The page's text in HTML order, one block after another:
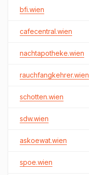
bfi.wien
cafecentral.wien
nachtapotheke.wien
rauchfangkehrer.wien
schotten.wien
sdw.wien
askoewat.wien
spoe.wien